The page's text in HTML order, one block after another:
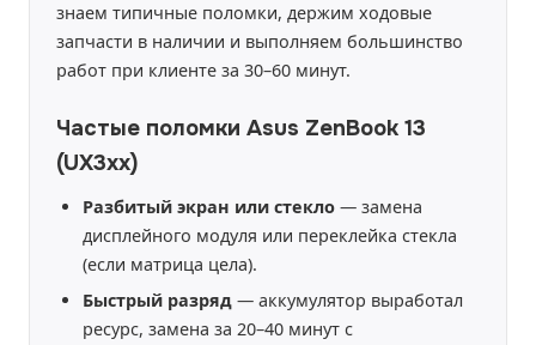
знаем типичные поломки, держим ходовые
запчасти в наличии и выполняем большинство
работ при клиенте за 30–60 минут.
Частые поломки Asus ZenBook 13
(UX3xx)
Разбитый экран или стекло — замена
дисплейного модуля или переклейка стекла
(если матрица цела).
Быстрый разряд — аккумулятор выработал
ресурс, замена за 20–40 минут с